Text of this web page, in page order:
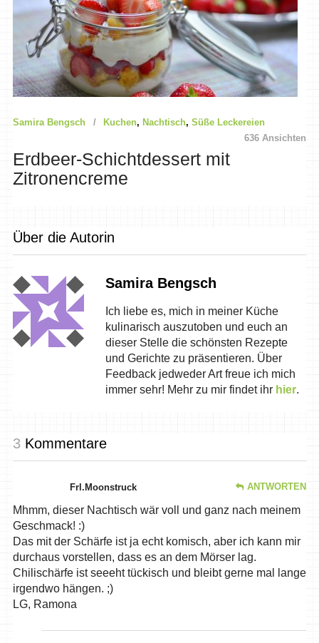
Samira Bengsch Kuchen, Nachtisch, Süße Leckereien
636 Ansichten
Erdbeer-Schichtdessert mit
Zitronencreme
Über die Autorin
Samira Bengsch
Ich liebe es, mich in meiner Küche
kulinarisch auszutoben und euch an
dieser Stelle die schönsten Rezepte
und Gerichte zu präsentieren. Über
Feedback jedweder Art freue ich mich
immer sehr! Mehr zu mir findet ihr hier.
3 Kommentare
Frl.Moonstruck ANTWORTEN
Mhmm, dieser Nachtisch wär voll und ganz nach meinem
Geschmack! :)
Das mit der Schärfe ist ja echt komisch, aber ich kann mir
durchaus vorstellen, dass es an dem Mörser lag.
Chilischärfe ist seeeht tückisch und bleibt gerne mal lange
irgendwo hängen. ;)
LG, Ramona